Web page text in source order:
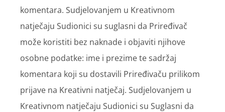
komentara. Sudjelovanjem u Kreativnom
natječaju Sudionici su suglasni da Priređivač
može koristiti bez naknade i objaviti njihove
osobne podatke: ime i prezime te sadržaj
komentara koji su dostavili Priređivaču prilikom
prijave na Kreativni natječaj. Sudjelovanjem u
Kreativnom natječaju Sudionici su Suglasni da